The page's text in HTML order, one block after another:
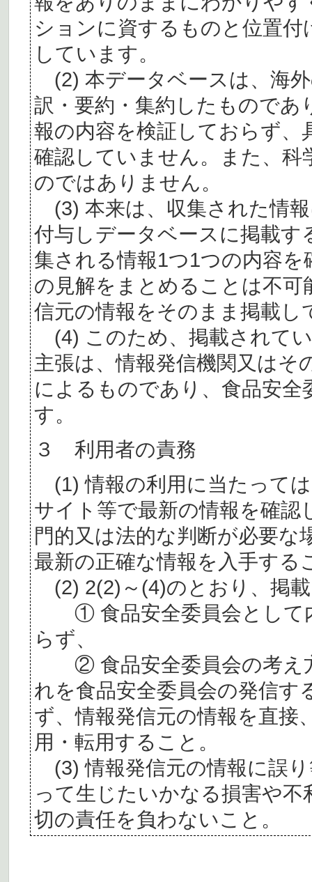
ションに資するものと位置
しています。
(2) 本データベースは、海
訳・要約・集約したものであ
報の内容を検証しておらず、
確認していません。また、
のではありません。
(3) 本来は、収集された情
付与しデータベースに掲載
集される情報1つ1つの内容
の見解をまとめることは不
信元の情報をそのまま掲載し
(4) このため、掲載されて
主張は、情報発信機関又はそ
によるものであり、食品安
す。
３ 利用者の責務
(1) 情報の利用に当たって
サイト等で最新の情報を確認
門的又は法的な判断が必要
最新の正確な情報を入手する
(2) 2(2)～(4)のとおり、掲
① 食品安全委員会として
らず、
② 食品安全委員会の考え
れを食品安全委員会の発信す
ず、情報発信元の情報を直接
用・転用すること。
(3) 情報発信元の情報に誤
って生じたいかなる損害や
切の責任を負わないこと。